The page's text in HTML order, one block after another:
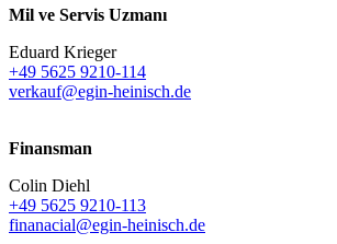
Mil ve Servis Uzmanı
Eduard Krieger
+49 5625 9210-114
verkauf@egin-heinisch.de
Finansman
Colin Diehl
+49 5625 9210-113
finanacial@egin-heinisch.de